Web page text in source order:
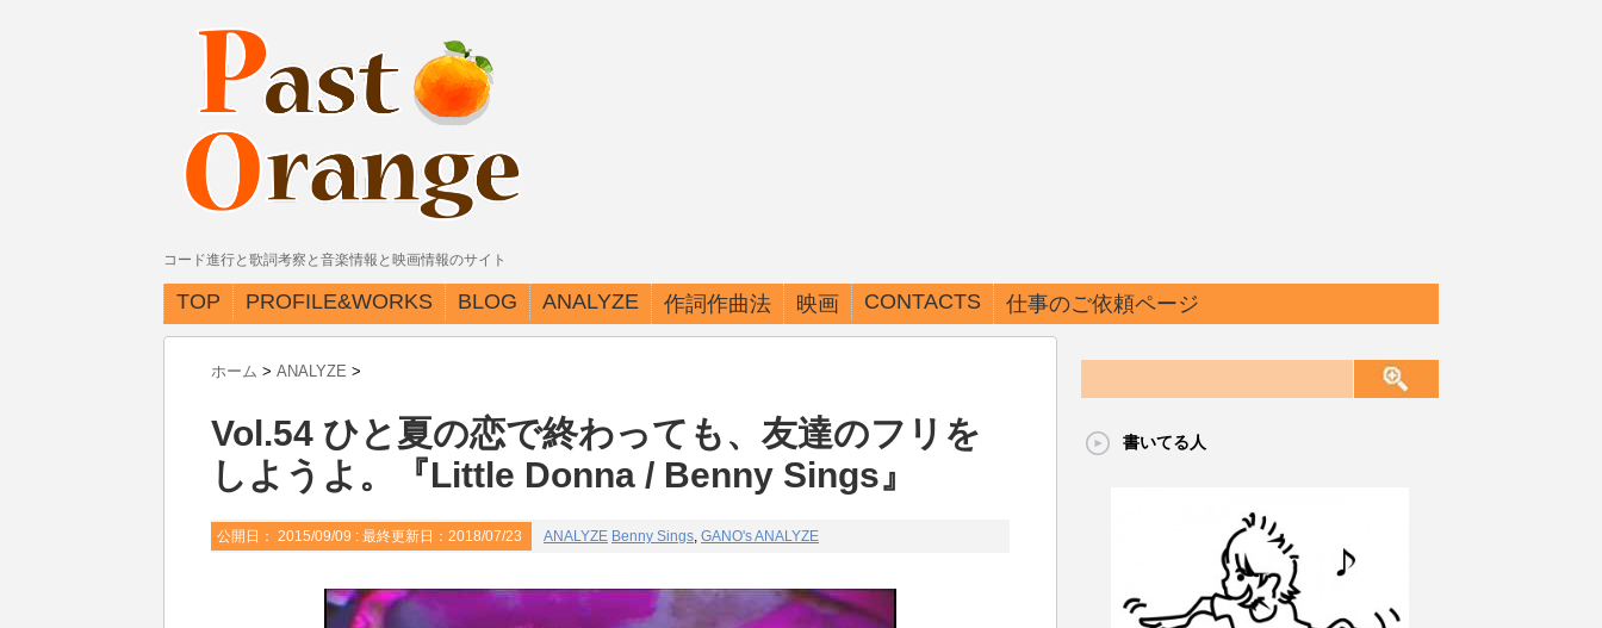
コード進行と歌詞考察と音楽情報と映画情報のサイト
TOP PROFILE&WORKS BLOG
ANALYZE
ARTISTS一覧
作詞作曲法
コード進行パターン表
映画 CONTACTS 仕事のご依頼ページ
ホーム > ANALYZE >
Vol.54 ひと夏の恋で終わっても、友達のフリを
しようよ。『Little Donna / Benny Sings』
公開日： 2015/09/09 : 最終更新日：2018/07/23 ANALYZE Benny Sings, GANO's ANALYZE
書いてる人